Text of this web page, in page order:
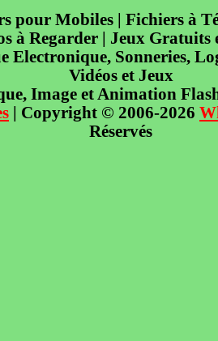
pour Mobiles | Fichiers à
à Regarder | Jeux Gratuits
Electronique, Sonneries,
Vidéos et Jeux
Image et Animation
| Copyright © 2006-2026
Réservés